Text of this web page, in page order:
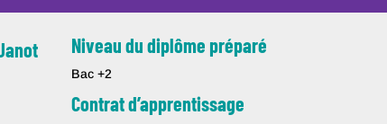
Niveau du diplôme préparé
Bac +2
Contrat d’apprentissage